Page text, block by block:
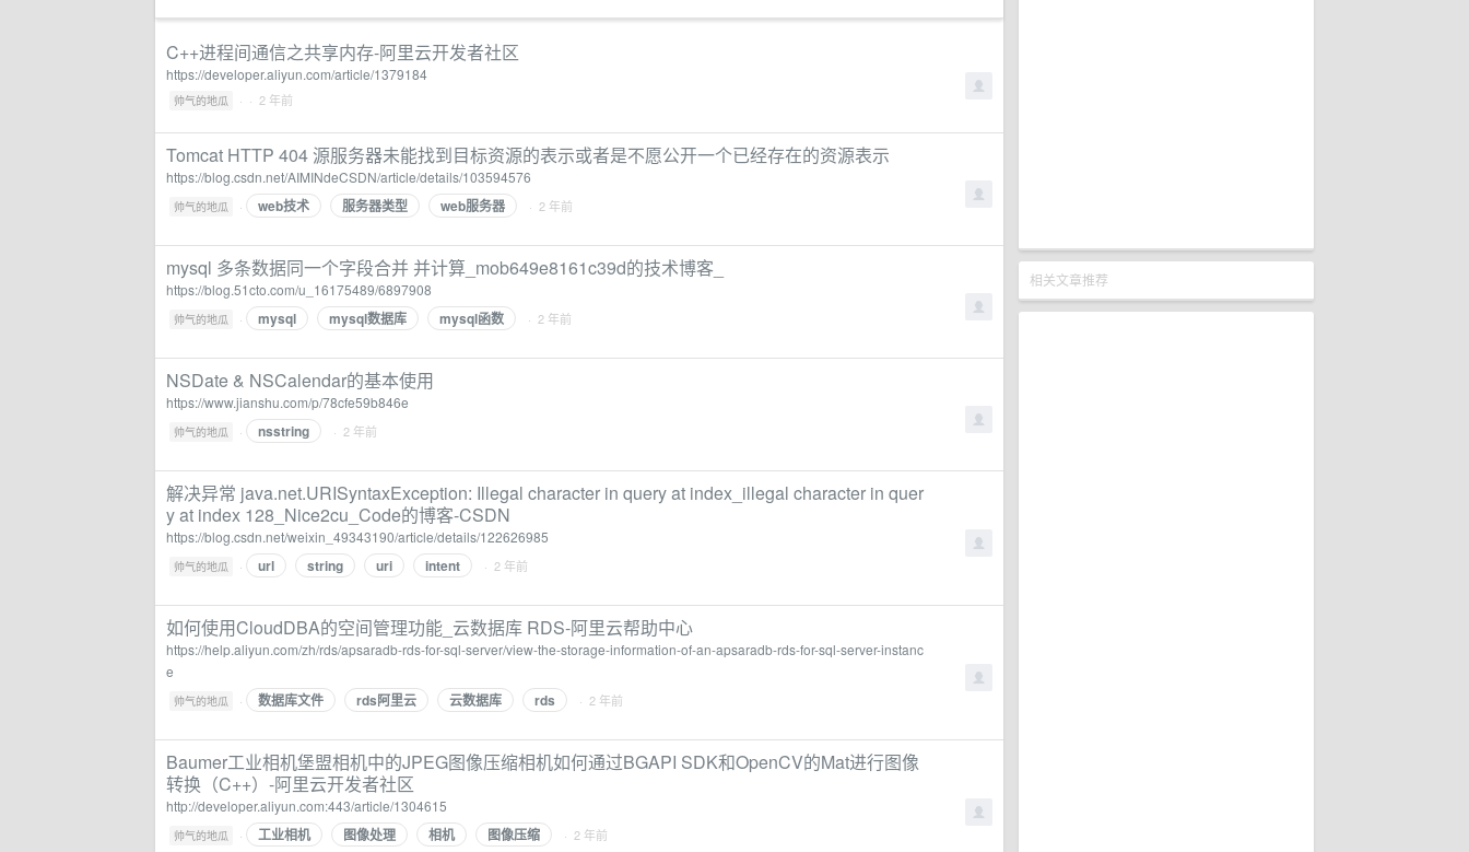
相关文章推荐
C++进程间通信之共享内存-阿里云开发者社区
https://developer.aliyun.com/article/1379184
帅气的地瓜 · · 2 年前
Tomcat HTTP 404 源服务器未能找到目标资源的表示或者是不愿公开一个已经存在的资源表示
https://blog.csdn.net/AIMINdeCSDN/article/details/103594576
帅气的地瓜 · web技术 服务器类型 web服务器 · 2 年前
mysql 多条数据同一个字段合并 并计算_mob649e8161c39d的技术博客_
https://blog.51cto.com/u_16175489/6897908
帅气的地瓜 · mysql mysql数据库 mysql函数 · 2 年前
NSDate & NSCalendar的基本使用
https://www.jianshu.com/p/78cfe59b846e
帅气的地瓜 · nsstring · 2 年前
解决异常 java.net.URISyntaxException: Illegal character in query at index_illegal character in quer
y at index 128_Nice2cu_Code的博客-CSDN
https://blog.csdn.net/weixin_49343190/article/details/122626985
帅气的地瓜 · url string uri intent · 2 年前
如何使用CloudDBA的空间管理功能_云数据库 RDS-阿里云帮助中心
https://help.aliyun.com/zh/rds/apsaradb-rds-for-sql-server/view-the-storage-information-of-an-apsaradb-rds-for-sql-server-instanc
e
帅气的地瓜 · 数据库文件 rds阿里云 云数据库 rds · 2 年前
Baumer工业相机堡盟相机中的JPEG图像压缩相机如何通过BGAPI SDK和OpenCV的Mat进行图像
转换（C++）-阿里云开发者社区
http://developer.aliyun.com:443/article/1304615
帅气的地瓜 · 工业相机 图像处理 相机 图像压缩 · 2 年前